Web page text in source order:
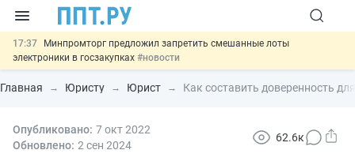
17:37
Минпромторг предложил запретить смешанные лоты
электроники в госзакупках #новости
17:13 Подписан указ об отмене спецрежима для вкладов физлиц из
недружественных стран
#новости
15:51 МВД запускает автоматическое аннулирование патента
иностранцев за неуплату НДФЛ
Главная Юристу Юрист Как составить доверенность
Опубликовано: 7 окт2022
Обновлено: 2 сен 2024
62.6к